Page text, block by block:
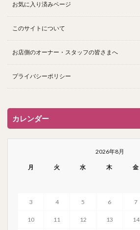
お気に入り済みページ
このサイトについて
お店側のオーナー・スタッフの皆さまへ
プライバシーポリシー
カレンダー
2026年8月
月 火 水 木 金
3 4 5 6 7
10 11 12 13 14